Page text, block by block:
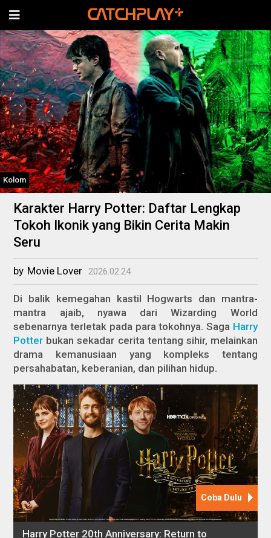
Kolom
Karakter Harry Potter: Daftar Lengkap
Tokoh Ikonik yang Bikin Cerita Makin
Seru
by Movie Lover 2026.02.24
Di balik kemegahan kastil Hogwarts dan mantra-
mantra ajaib, nyawa dari Wizarding World
sebenarnya terletak pada para tokohnya. Saga Harry
Potter bukan sekadar cerita tentang sihir, melainkan
drama kemanusiaan yang kompleks tentang
persahabatan, keberanian, dan pilihan hidup.